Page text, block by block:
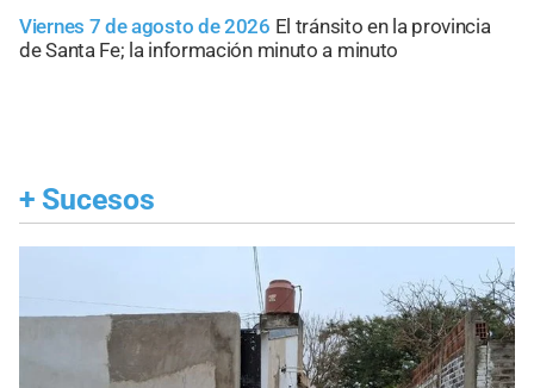
Viernes 7 de agosto de 2026 El tránsito en la provincia
de Santa Fe; la información minuto a minuto
+ Sucesos